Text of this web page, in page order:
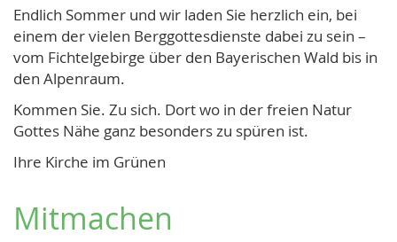
Endlich Sommer und wir laden Sie herzlich ein, bei
einem der vielen Berggottesdienste dabei zu sein –
vom Fichtelgebirge über den Bayerischen Wald bis in
den Alpenraum.
Kommen Sie. Zu sich. Dort wo in der freien Natur
Gottes Nähe ganz besonders zu spüren ist.
Ihre Kirche im Grünen
Mitmachen